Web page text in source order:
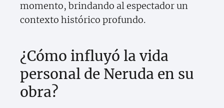
momento, brindando al espectador un
contexto histórico profundo.
¿Cómo influyó la vida
personal de Neruda en su
obra?